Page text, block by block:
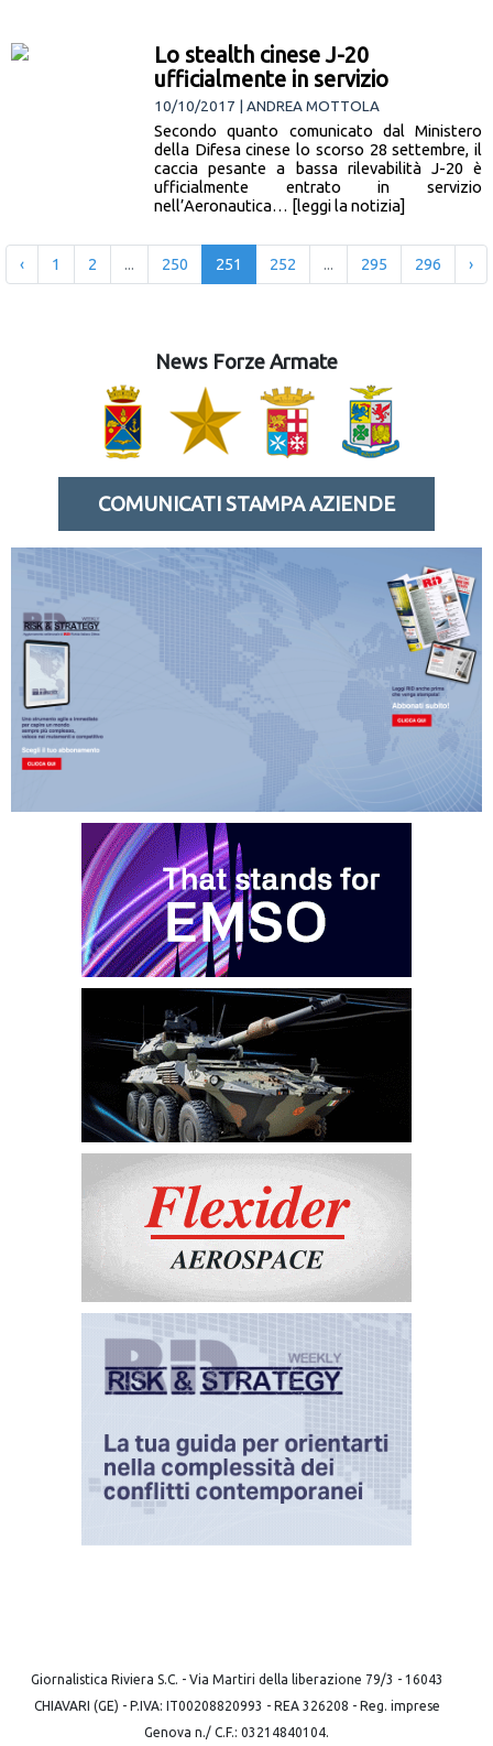
Lo stealth cinese J-20
ufficialmente in servizio
10/10/2017 | ANDREA MOTTOLA
Secondo quanto comunicato dal Ministero
della Difesa cinese lo scorso 28 settembre, il
caccia pesante a bassa rilevabilità J-20 è
ufficialmente entrato in servizio
nell’Aeronautica… [leggi la notizia]
‹ 1 2 ... 250 251 252 ... 295 296 ›
News Forze Armate
COMUNICATI STAMPA AZIENDE
Giornalistica Riviera S.C. - Via Martiri della liberazione 79/3 - 16043
CHIAVARI (GE) - P.IVA: IT00208820993 - REA 326208 - Reg. imprese
Genova n./ C.F.: 03214840104.